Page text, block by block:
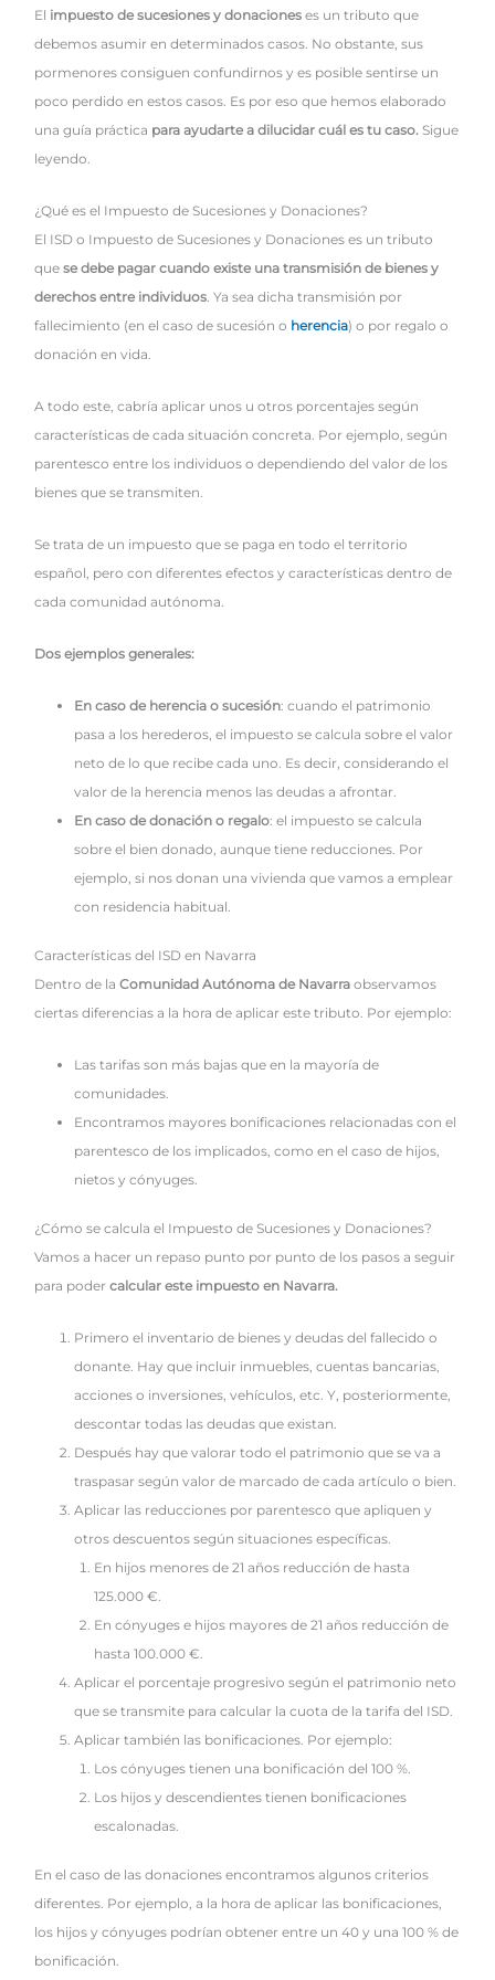
El impuesto de sucesiones y donaciones es un tributo que
debemos asumir en determinados casos. No obstante, sus
pormenores consiguen confundirnos y es posible sentirse un
poco perdido en estos casos. Es por eso que hemos elaborado
una guía práctica para ayudarte a dilucidar cuál es tu caso. Sigue
leyendo.
¿Qué es el Impuesto de Sucesiones y Donaciones?
El ISD o Impuesto de Sucesiones y Donaciones es un tributo
que se debe pagar cuando existe una transmisión de bienes y
derechos entre individuos . Ya sea dicha transmisión por
fallecimiento (en el caso de sucesión o herencia) o por regalo o
donación en vida.
A todo este, cabría aplicar unos u otros porcentajes según
características de cada situación concreta. Por ejemplo, según
parentesco entre los individuos o dependiendo del valor de los
bienes que se transmiten.
Se trata de un impuesto que se paga en todo el territorio
español, pero con diferentes efectos y características dentro de
cada comunidad autónoma.
Dos ejemplos generales:
En caso de herencia o sucesión: cuando el patrimonio
pasa a los herederos, el impuesto se calcula sobre el valor
neto de lo que recibe cada uno. Es decir, considerando el
valor de la herencia menos las deudas a afrontar.
En caso de donación o regalo: el impuesto se calcula
sobre el bien donado, aunque tiene reducciones. Por
ejemplo, si nos donan una vivienda que vamos a emplear
con residencia habitual.
Características del ISD en Navarra
Dentro de la Comunidad Autónoma de Navarra observamos
ciertas diferencias a la hora de aplicar este tributo. Por ejemplo:
Las tarifas son más bajas que en la mayoría de
comunidades.
Encontramos mayores bonificaciones relacionadas con el
parentesco de los implicados, como en el caso de hijos,
nietos y cónyuges.
¿Cómo se calcula el Impuesto de Sucesiones y Donaciones?
Vamos a hacer un repaso punto por punto de los pasos a seguir
para poder calcular este impuesto en Navarra.
Primero el inventario de bienes y deudas del fallecido o
donante. Hay que incluir inmuebles, cuentas bancarias,
acciones o inversiones, vehículos, etc. Y, posteriormente,
descontar todas las deudas que existan.
Después hay que valorar todo el patrimonio que se va a
traspasar según valor de marcado de cada artículo o bien.
Aplicar las reducciones por parentesco que apliquen y
otros descuentos según situaciones específicas.
En hijos menores de 21 años reducción de hasta
125.000 €.
En cónyuges e hijos mayores de 21 años reducción de
hasta 100.000 €.
Aplicar el porcentaje progresivo según el patrimonio neto
que se transmite para calcular la cuota de la tarifa del ISD.
Aplicar también las bonificaciones. Por ejemplo:
Los cónyuges tienen una bonificación del 100 %.
Los hijos y descendientes tienen bonificaciones
escalonadas.
En el caso de las donaciones encontramos algunos criterios
diferentes. Por ejemplo, a la hora de aplicar las bonificaciones,
los hijos y cónyuges podrían obtener entre un 40 y una 100 % de
bonificación.